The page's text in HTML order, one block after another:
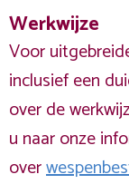
Werkwijze
Voor
inclusief een
over de
u naar onze
over